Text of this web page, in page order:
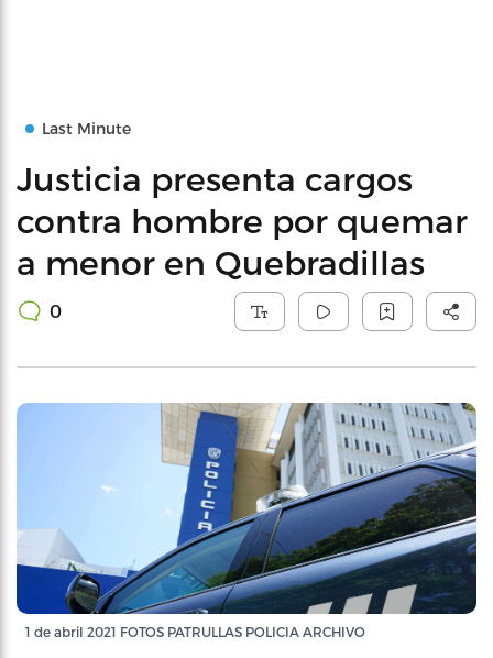
Last Minute
Justicia presenta cargos
contra hombre por quemar
a menor en Quebradillas
0
1 de abril 2021 FOTOS PATRULLAS POLICIA ARCHIVO